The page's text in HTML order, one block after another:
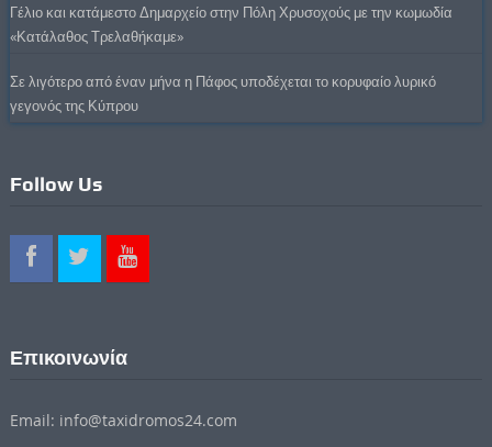
Γέλιο και κατάμεστο Δημαρχείο στην Πόλη Χρυσοχούς με την κωμωδία
«Κατάλαθος Τρελαθήκαμε»
Σε λιγότερο από έναν μήνα η Πάφος υποδέχεται το κορυφαίο λυρικό
γεγονός της Κύπρου
Follow Us
Επικοινωνία
Email: info@taxidromos24.com